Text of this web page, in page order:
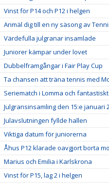
Vinst för P14 och P12 i helgen
Anmäl dig till en ny säsong av
Värdefulla julgranar insamlade
Juniorer kämpar under lovet
Dubbelframgångar i Fair Play Cup
Ta chansen att träna tennis med
Seriematch i Lomma och
Julgransinsamling den 15:e januari
Julavslutningen fyllde hallen
Viktiga datum för juniorerna
Åhus P12 klarade oavgjort borta
Marius och Emilia i Karlskrona
Vinst för P15, lag 2 i helgen